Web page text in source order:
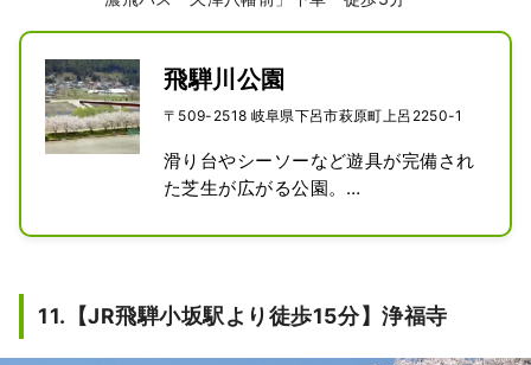
飛騨川公園
〒509-2518 岐阜県下呂市萩原町上呂2250-1
滑り台やシーソーなど遊具が完備され
た芝生が広がる公園。
める。
ススメ。
11.【JR飛騨小坂駅より徒歩15分】浄福寺